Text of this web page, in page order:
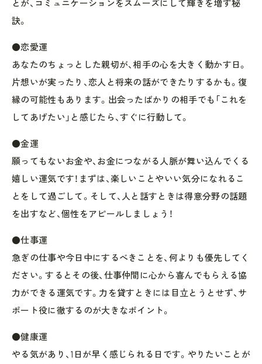
とが、コミュニケーションをスムーズにして輝きを増す秘
訣。
●恋愛運
あなたのちょっとした親切が、相手の心を大きく動かす日。
片想いが実ったり、恋人と将来の話ができたりするかも。復
縁の可能性もあります。出会ったばかりの相手でも「これを
してあげたい」と感じたら、すぐに行動して。
●金運
願ってもないお金や、お金につながる人脈が舞い込んでくる
嬉しい運気です！まずは、楽しいことやいい気分になれるこ
とをして過ごして。そして、人と話すときは得意分野の話題
を出すなど、個性をアピールしましょう！
●仕事運
急ぎの仕事や今日中にするべきことを、何よりも優先してく
ださい。するとその後、仕事仲間に心から喜んでもらえる協
力ができる運気です。力を貸すときには目立とうとせず、サ
ポート役に徹するのが大きなポイント。
●健康運
やる気があり、1日が早く感じられる日です。やりたいことが